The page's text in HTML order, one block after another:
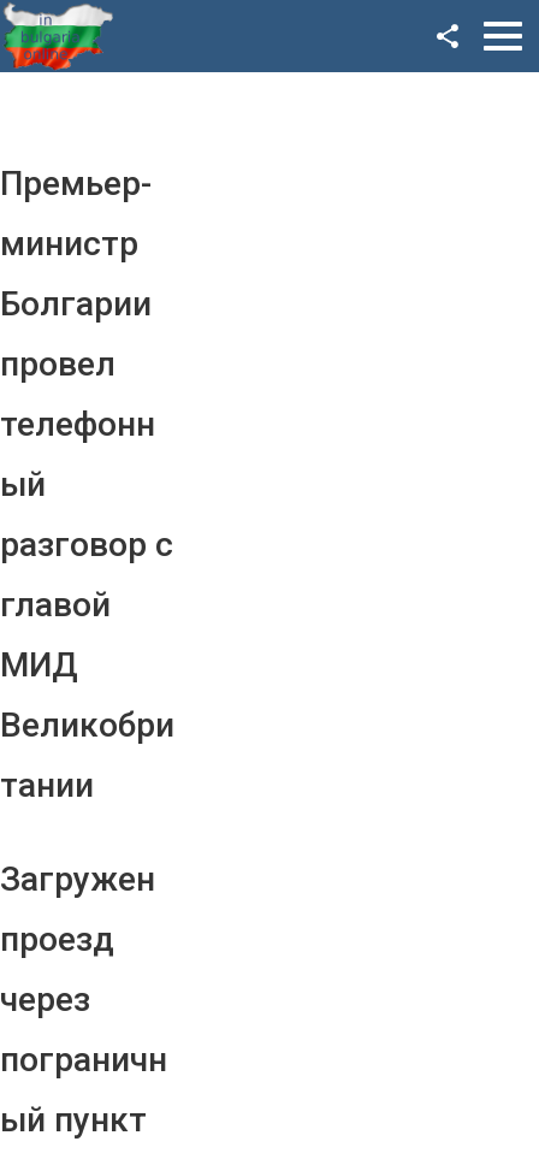
Премьер-
министр
Болгарии
провел
телефонн
ый
разговор с
главой
МИД
Великобри
тании
Загружен
проезд
через
пограничн
ый пункт